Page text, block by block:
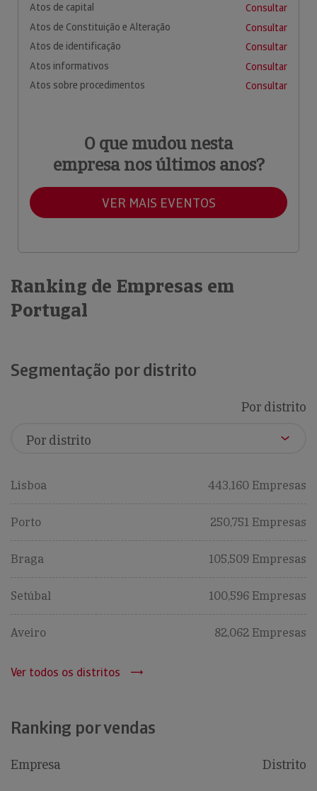
Atos de capital
Consultar
Atos de Constituição e Alteração
Consultar
Atos de identificação
Consultar
Atos informativos
Consultar
Atos sobre procedimentos
Consultar
O que mudou nesta
empresa nos últimos anos?
VER MAIS EVENTOS
Ranking de Empresas em
Portugal
Segmentação por distrito
Por distrito
Lisboa 443,160 Empresas
Porto 250,751 Empresas
Braga 105,509 Empresas
Setúbal 100,596 Empresas
Aveiro 82,062 Empresas
Ver todos os distritos
Ranking por vendas
Empresa Distrito